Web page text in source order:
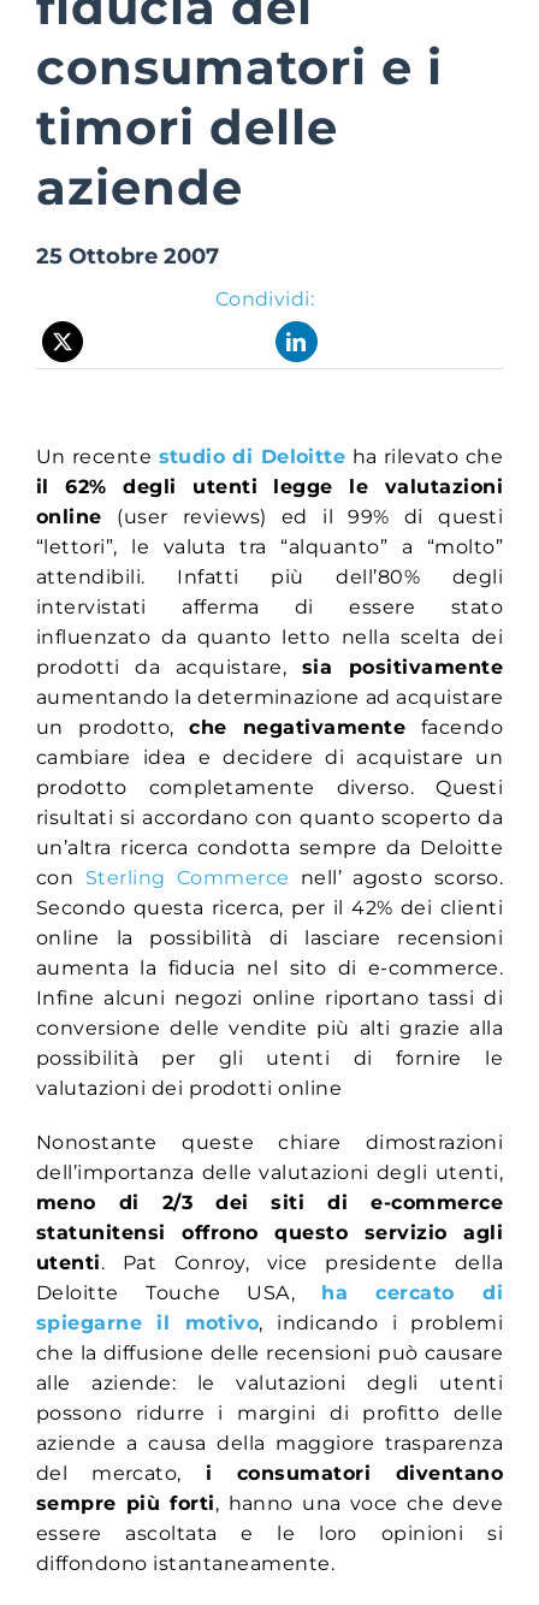
Suite Login
consumatori e i
timori delle
aziende
25 Ottobre 2007
Condividi:
Un recente studio di Deloitte ha rilevato che
il 62% degli utenti legge le valutazioni
online (user reviews) ed il 99% di questi
“lettori”, le valuta tra “alquanto” a “molto”
attendibili. Infatti più dell’80% degli
intervistati afferma di essere stato
influenzato da quanto letto nella scelta dei
prodotti da acquistare, sia positivamente
aumentando la determinazione ad acquistare
un prodotto,che negativamente facendo
cambiare idea e decidere di acquistare un
prodotto completamente diverso. Questi
risultati si accordano con quanto scoperto da
un’altra ricerca condotta sempre da Deloitte
con Sterling Commerce nell’ agosto scorso.
Secondo questa ricerca, per il 42% dei clienti
online la possibilità di lasciare recensioni
aumenta la fiducia nel sito di e-commerce.
Infine alcuni negozi online riportano tassi di
conversione delle vendite più alti grazie alla
possibilità per gli utenti di fornire le
valutazioni dei prodotti online
Nonostante queste chiare dimostrazioni
dell’importanza delle valutazioni degli utenti,
meno di 2/3 dei siti di e-commerce
statunitensi offrono questo servizio agli
utenti. Pat Conroy, vice presidente della
Deloitte Touche USA, ha cercato di
spiegarne il motivo, indicando i problemi
che la diffusione delle recensioni può causare
alle aziende: le valutazioni degli utenti
possono ridurre i margini di profitto delle
aziende a causa della maggiore trasparenza
del mercato, i consumatori diventano
sempre più forti, hanno una voce che deve
essere ascoltata e le loro opinioni si
diffondono istantaneamente.